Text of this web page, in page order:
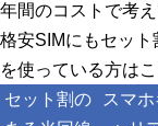
年間のコストで考
格安SIMにもセッ
を使っている方は
セット割の
スマホ